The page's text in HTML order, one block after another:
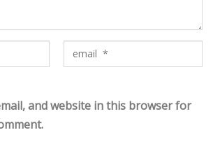
and website in this browser for